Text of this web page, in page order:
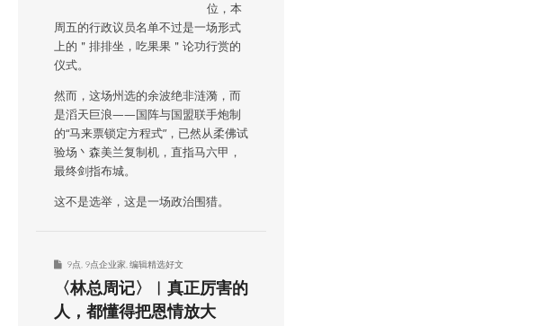
位，本
周五的行政议员名单不过是一场形式
上的＂排排坐，吃果果＂论功行赏的
仪式。
然而，这场州选的余波绝非涟漪，而
是滔天巨浪——国阵与国盟联手炮制
的“马来票锁定方程式”，已然从柔佛试
验场丶森美兰复制机，直指马六甲，
最终剑指布城。
这不是选举，这是一场政治围猎。
9点 9点企业家 编辑精选好文
〈林总周记〉︱真正厉害的
人，都懂得把恩情放大